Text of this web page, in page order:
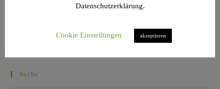
Up Unternehmen vorstellen zu dürfen.
KOMMENTARE DEAKTIVIERTFÜR
WILLKOMMEN
GARTENJAHR
Suche
Datenschutzerklärung.
Cookie Einstellungen akzeptieren